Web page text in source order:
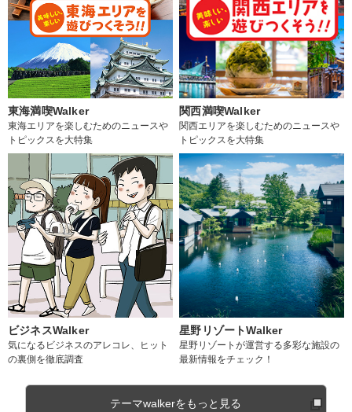
東海満喫Walker
東海エリアを楽しむためのニュースや
トピックスを大特集
関西満喫Walker
関西エリアを楽しむためのニュースや
トピックスを大特集
ビジネスWalker
気になるビジネスのアレコレ、ヒット
の裏側を徹底調査
星野リゾートWalker
星野リゾートが運営する多彩な施設の
最新情報をチェック！
テーマwalkerをもっと見る